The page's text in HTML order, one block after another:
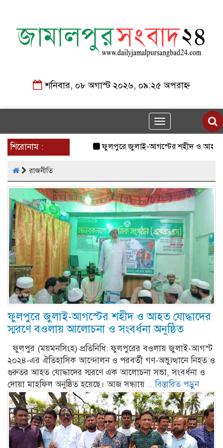
শনিবার, ০৮ অগাস্ট ২০২৬, ০৯:২৫ অপরাহ্ন
Toggle
navigation
শিরোনাম :
ফুলপুরে জুলাই-আগস্টের শহীদ ও আহত
রাজনীতি
ফুলপুরে জুলাই-আগস্টের শহীদ ও আহত যোদ্ধাদের
স্মরণে বওলায় আলোচনা ও সংবর্ধনা অনুষ্ঠিত
​ফুলপুর (ময়মনসিংহ) প্রতিনিধি: ফুলপুরের বওলায় জুলাই-আগস্ট
২০২৪-এর ঐতিহাসিক আন্দোলন ও পরবর্তী গণ-অভ্যুত্থানে নিহত ও
গুরুতর আহত যোদ্ধাদের স্মরণে এক আলোচনা সভা, সংবর্ধনা ও
দোয়া মাহফিল অনুষ্ঠিত হয়েছে। আজ সন্ধ্যায় ...বিস্তারিত পড়ুন